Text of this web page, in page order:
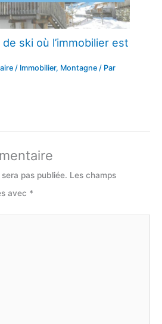
ski où l’immobilier est
/ Immobilier, Montagne / Par
pas publiée. Les champs
avec *